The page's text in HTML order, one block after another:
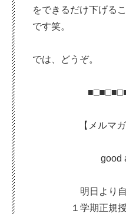
をできるだけ下げる
です笑。
では、どうぞ。
【メルマ
good
明日より
１学期正規